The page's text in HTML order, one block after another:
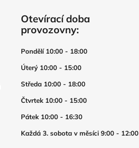
Otevírací doba
provozovny:
Pondělí 10:00 - 18:00
Úterý 10:00 - 15:00
Středa 10:00 - 18:00
Čtvrtek 10:00 - 15:00
Pátek 10:00 - 16:30
Každá 3. sobota v měsíci 9:00 - 12:00